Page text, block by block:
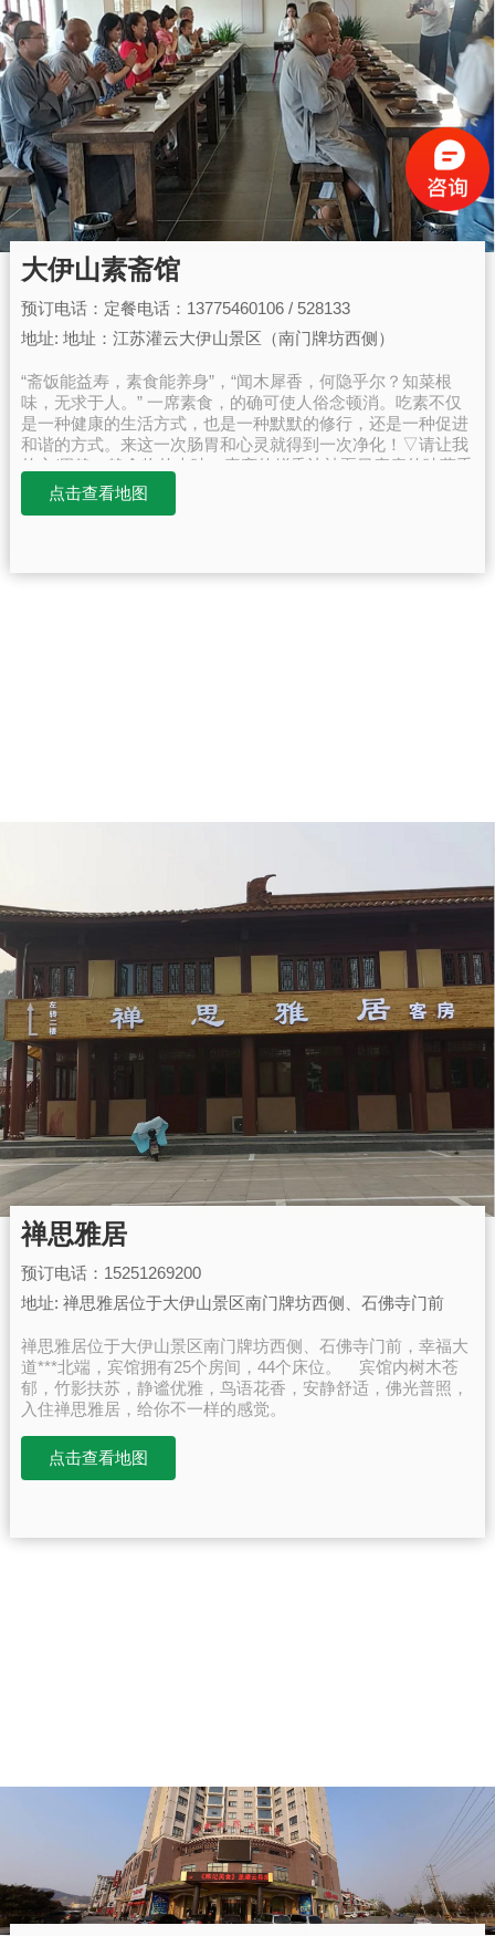
大伊山素斋馆
预订电话：定餐电话：13775460106 / 528133
地址: 地址：江苏灌云大伊山景区（南门牌坊西侧）
“斋饭能益寿，素食能养身”，“闻木犀香，何隐乎尔？知菜根
味，无求于人。” 一席素食，的确可使人俗念顿消。吃素不仅
是一种健康的生活方式，也是一种默默的修行，还是一种促进
和谐的方式。来这一次肠胃和心灵就得到一次净化！▽请让我
的心/胃静一静食物的本味、素斋的鲜香让被夏日麻痹的味蕾重
新变得纯粹又重新贪恋一餐一素的光辉食素轻体、亦清心快来
大伊山素斋馆，开启清心养生之旅！
点击查看地图
禅思雅居
预订电话：15251269200
地址: 禅思雅居位于大伊山景区南门牌坊西侧、石佛寺门前
禅思雅居位于大伊山景区南门牌坊西侧、石佛寺门前，幸福大
道***北端，宾馆拥有25个房间，44个床位。 宾馆内树木苍
郁，竹影扶苏，静谧优雅，鸟语花香，安静舒适，佛光普照，
入住禅思雅居，给你不一样的感觉。
点击查看地图